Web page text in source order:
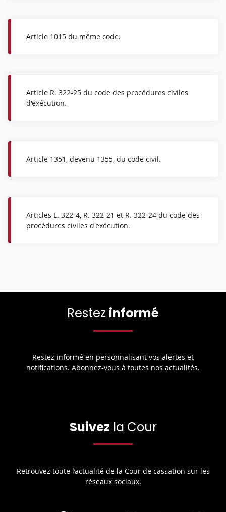
Article 1015 du même code.
Article R. 322-25 du code des procédures civiles
d'exécution.
Article 1351, devenu 1355, du code civil.
Articles L. 322-4, R. 322-21 et R. 322-24 du code des
procédures civiles d'exécution.
Restez informé
Restez informé en personnalisant vos alertes et
notifications. Abonnez-vous à toutes nos actualités.
Suivez la Cour
Retrouvez toute l’actualité de la Cour de cassation sur les
réseaux sociaux.